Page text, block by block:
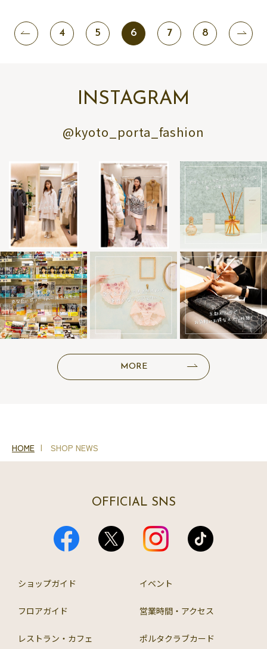
4 5 6 7 8
INSTAGRAM
@kyoto_porta_fashion
MORE
HOME SHOP NEWS
OFFICIAL SNS
ショップガイド イベント
フロアガイド 営業時間・アクセス
レストラン・カフェ ポルタクラブカード